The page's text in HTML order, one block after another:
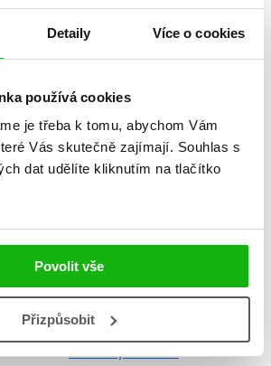
Detaily Více o cookies
používá cookies
je třeba k tomu, abychom Vám
Vás skutečně zajímají. Souhlas s
dat udělíte kliknutím na tlačítko
Povolit vše
Přizpůsobit
04.08.2025
čeština
Disney - Stitch
angličtina
3
Čti a hraj si s námi